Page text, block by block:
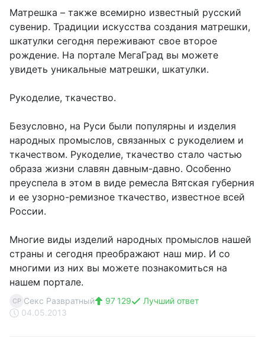
Матрешка – также всемирно известный русский
сувенир. Традиции искусства создания матрешки,
шкатулки сегодня переживают свое второе
рождение. На портале МегаГрад вы можете
увидеть уникальные матрешки, шкатулки.
Рукоделие, ткачество.
Безусловно, на Руси были популярны и изделия
народных промыслов, связанных с рукоделием и
ткачеством. Рукоделие, ткачество стало частью
образа жизни славян давным-давно. Особенно
преуспела в этом в виде ремесла Вятская губерния
и ее узорно-ремизное ткачество, известное всей
России.
Многие виды изделий народных промыслов нашей
страны и сегодня преображают наш мир. И со
многими из них вы можете познакомиться на
нашем портале.
СР Секс Развратный 97 129
Лучший ответ
04.05.2013